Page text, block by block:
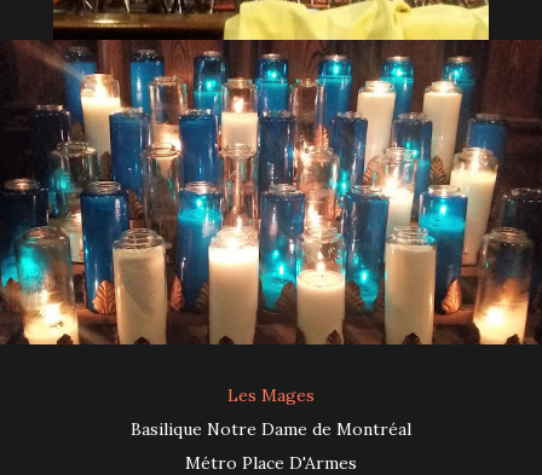
Les Mages
Basilique Notre Dame de Montréal
Métro Place D'Armes